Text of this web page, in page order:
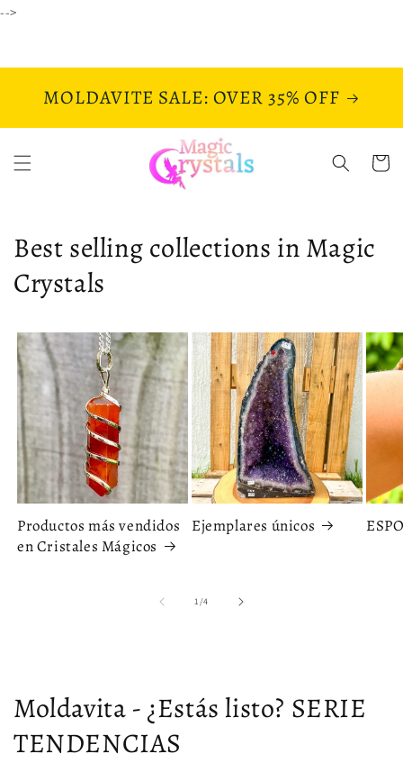
-->
MOLDAVITE SALE: OVER 35% OFF
directamente
Carrito
Best selling collections in Magic
Crystals
Productos más vendidos
en Cristales Mágicos
Ejemplares únicos
1/de
4
Moldavita - ¿Estás listo? SERIE
TENDENCIAS